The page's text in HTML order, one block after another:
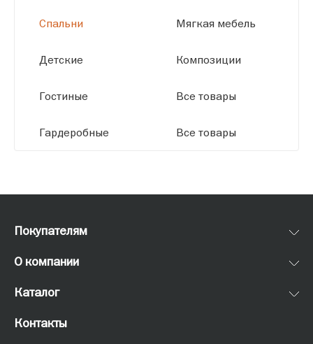
Спальни
Детские
Гостиные
Гардеробные
Мягкая мебель
Композиции
Все товары
Все товары
Покупателям
О компании
Каталог
Контакты